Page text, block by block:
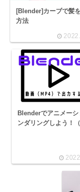
[Blender]カーブで髪
方法
Blenderでアニメーシ
ンダリングしよう！